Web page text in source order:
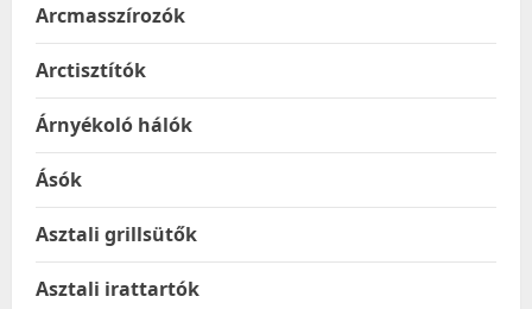
Arcmasszírozók
Arctisztítók
Árnyékoló hálók
Ásók
Asztali grillsütők
Asztali irattartók